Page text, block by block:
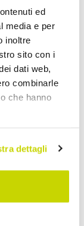
ed
media e per
inoltre
sito con i
dati web,
combinarle
che hanno
dettagli